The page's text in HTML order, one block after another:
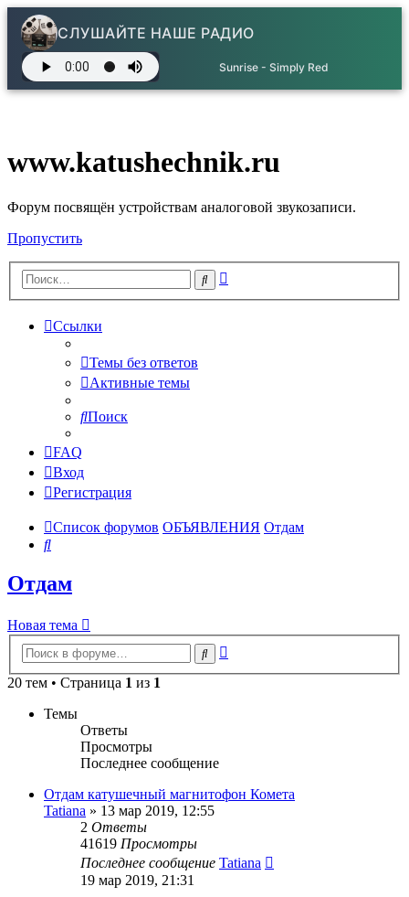
СЛУШАЙТЕ НАШЕ РАДИО
Sunrise - Simply Red
www.katushechnik.ru
Форум посвящён устройствам аналоговой звукозаписи.
Пропустить
Поиск
Ссылки
Темы без ответов
Активные темы
Поиск
FAQ
Вход
Регистрация
Список форумов ОБЪЯВЛЕНИЯ Отдам
Поиск
Отдам
Новая тема
Поиск
20 тем • Страница 1 из 1
Темы
Ответы
Просмотры
Последнее сообщение
Отдам катушечный магнитофон Комета
Tatiana » 13 мар 2019, 12:55
2 Ответы
41619 Просмотры
Последнее сообщение Tatiana
19 мар 2019, 21:31